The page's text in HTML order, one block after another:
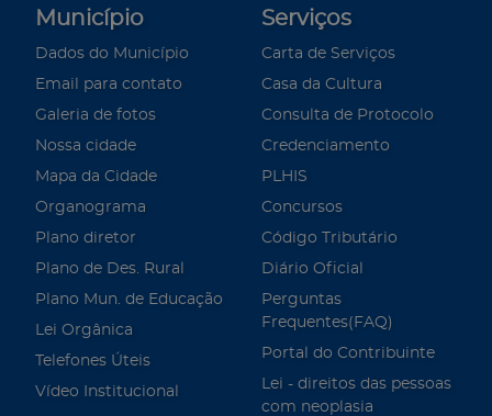
Município
Dados do Município
Email para contato
Galeria de fotos
Nossa cidade
Mapa da Cidade
Organograma
Plano diretor
Plano de Des. Rural
Plano Mun. de Educação
Lei Orgânica
Telefones Úteis
Vídeo Institucional
Serviços
Carta de Serviços
Casa da Cultura
Consulta de Protocolo
Credenciamento
PLHIS
Concursos
Código Tributário
Diário Oficial
Perguntas
Frequentes(FAQ)
Portal do Contribuinte
Lei - direitos das pessoas
com neoplasia